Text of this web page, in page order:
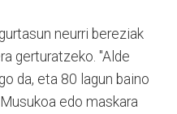
neurri bereziak
gerturatzeko. "Alde
da, eta 80 lagun baino
edo maskara